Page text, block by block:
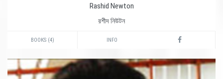
Rashid Newton
রশীদ নিউটন
BOOKS (4) INFO